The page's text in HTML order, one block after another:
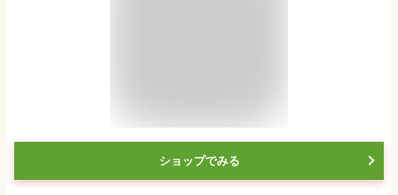
ショップでみる